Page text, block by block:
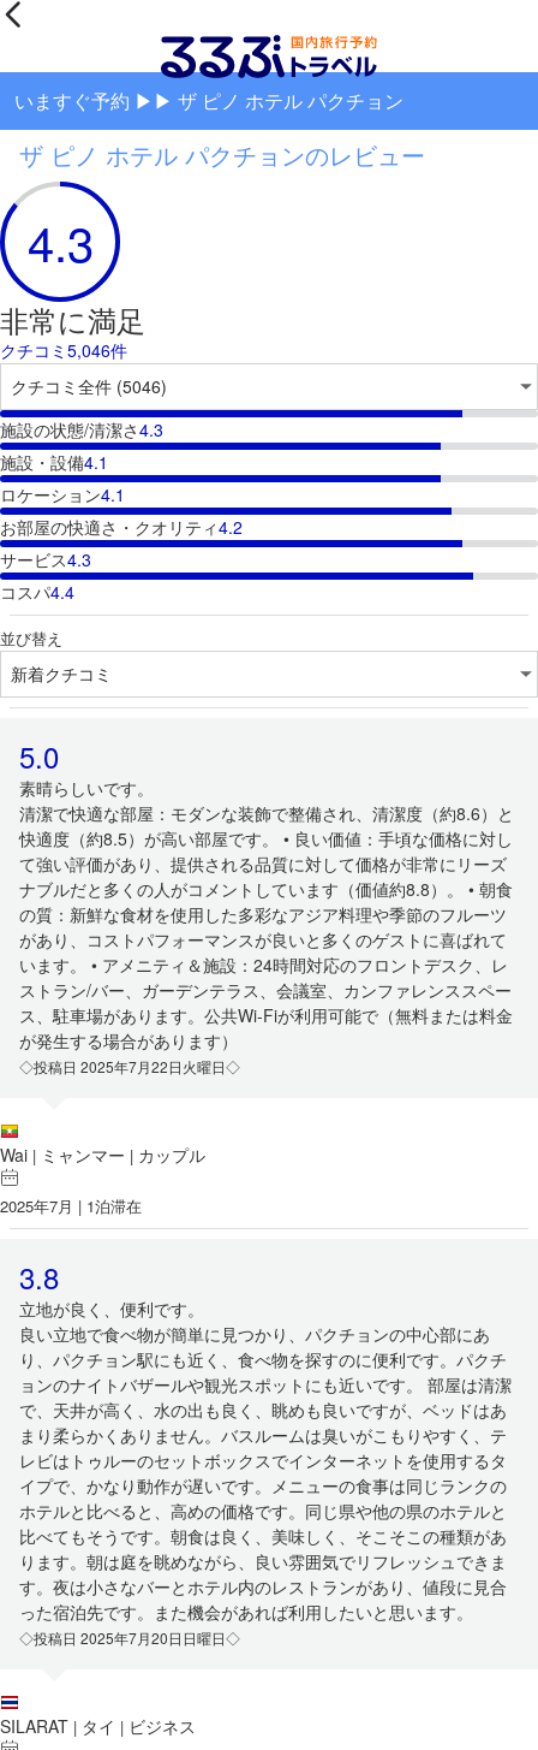
いますぐ予約 ▶▶ ザ ピノ ホテル パクチョン
ザ ピノ ホテル パクチョンのレビュー
4.3
非常に満足
クチコミ5,046件
施設の状態/清潔さ4.3
施設・設備4.1
ロケーション4.1
お部屋の快適さ・クオリティ4.2
サービス4.3
コスパ4.4
並び替え
5.0
素晴らしいです。
清潔で快適な部屋：モダンな装飾で整備され、清潔度（約8.6）と
快適度（約8.5）が高い部屋です。 • 良い価値：手頃な価格に対し
て強い評価があり、提供される品質に対して価格が非常にリーズ
ナブルだと多くの人がコメントしています（価値約8.8）。 • 朝食
の質：新鮮な食材を使用した多彩なアジア料理や季節のフルーツ
があり、コストパフォーマンスが良いと多くのゲストに喜ばれて
います。 • アメニティ＆施設：24時間対応のフロントデスク、レ
ストラン/バー、ガーデンテラス、会議室、カンファレンススペー
ス、駐車場があります。公共Wi-Fiが利用可能で（無料または料金
が発生する場合があります）
◇投稿日 2025年7月22日火曜日◇
Wai | ミャンマー | カップル
2025年7月 | 1泊滞在
3.8
立地が良く、便利です。
良い立地で食べ物が簡単に見つかり、パクチョンの中心部にあ
り、パクチョン駅にも近く、食べ物を探すのに便利です。パクチ
ョンのナイトバザールや観光スポットにも近いです。 部屋は清潔
で、天井が高く、水の出も良く、眺めも良いですが、ベッドはあ
まり柔らかくありません。バスルームは臭いがこもりやすく、テ
レビはトゥルーのセットボックスでインターネットを使用するタ
イプで、かなり動作が遅いです。メニューの食事は同じランクの
ホテルと比べると、高めの価格です。同じ県や他の県のホテルと
比べてもそうです。朝食は良く、美味しく、そこそこの種類があ
ります。朝は庭を眺めながら、良い雰囲気でリフレッシュできま
す。夜は小さなバーとホテル内のレストランがあり、値段に見合
った宿泊先です。また機会があれば利用したいと思います。
◇投稿日 2025年7月20日日曜日◇
SILARAT | タイ | ビジネス